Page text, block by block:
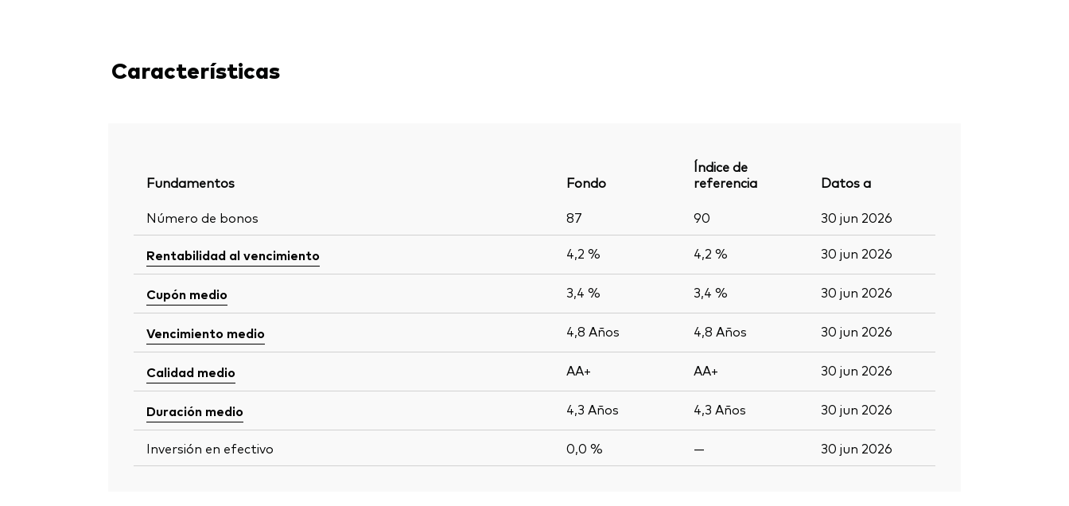
Características
Fundamentos Fondo
Índice de
referencia
Datos a
Número de bonos
87 90 30 jun 2026
Rentabilidad al vencimiento 4,2 % 4,2 % 30 jun 2026
Cupón medio 3,4 % 3,4 % 30 jun 2026
Vencimiento medio 4,8 Años 4,8 Años 30 jun 2026
Calidad medio AA+ AA+ 30 jun 2026
Duración medio 4,3 Años 4,3 Años 30 jun 2026
Inversión en efectivo 0,0 % — 30 jun 2026